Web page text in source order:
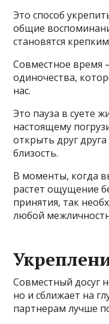
Это способ
общие
становятся
Совместное время
одиночества,
нас.
Это пауза в суете
настоящему
открыть друг
близость.
В моменты, когда
растет ощущение
принятия, так
любой
Совместный досуг
но и сближает на
партнерам лучше